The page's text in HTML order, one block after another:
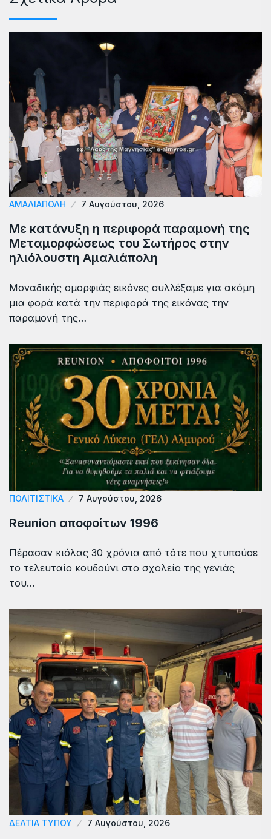
ΑΜΑΛΙΆΠΟΛΗ 7 Αυγούστου, 2026
Με κατάνυξη η περιφορά παραμονή της
Μεταμορφώσεως του Σωτήρος στην
ηλιόλουστη Αμαλιάπολη
Μοναδικής ομορφιάς εικόνες συλλέξαμε για ακόμη
μια φορά κατά την περιφορά της εικόνας την
παραμονή της…
ΠΟΛΙΤΙΣΤΙΚΑ 7 Αυγούστου, 2026
Reunion αποφοίτων 1996
Πέρασαν κιόλας 30 χρόνια από τότε που χτυπούσε
το τελευταίο κουδούνι στο σχολείο της γενιάς
του…
ΔΕΛΤΙΑ ΤΥΠΟΥ 7 Αυγούστου, 2026